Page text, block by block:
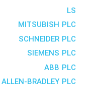
LS
MITSUBISH PLC
SCHNEIDER PLC
SIEMENS PLC
ABB PLC
ALLEN-BRADLEY PLC